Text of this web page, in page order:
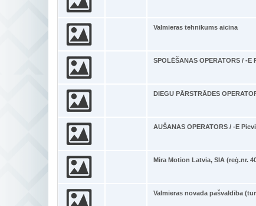
Valmieras tehnikums aicina
SPOLĒŠANAS OPERATORS / -
DIEGU PĀRSTRĀDES
AUŠANAS OPERATORS / -E
Mira Motion Latvia, SIA (reģ.nr.
Valmieras novada pašvaldība